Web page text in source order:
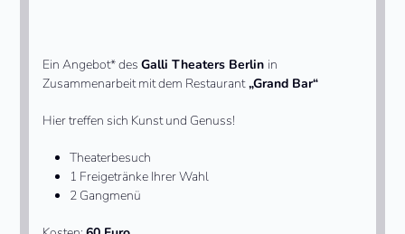
Ein Angebot* desGalli Theaters Berlin in
Zusammenarbeit mit dem Restaurant„Grand Bar“
Hier treffen sich Kunst und Genuss!
Theaterbesuch
1 Freigetränke Ihrer Wahl
2 Gangmenü